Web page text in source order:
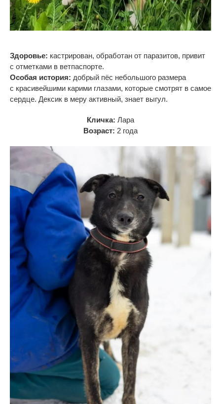
Здоровье: кастрирован, обработан от паразитов, привит
с отметками в ветпаспорте.
Особая история: добрый пёс небольшого размера
с красивейшими карими глазами, которые смотрят в самое
сердце. Дексик в меру активный, знает выгул.
Кличка: Лара
Возраст: 2 года